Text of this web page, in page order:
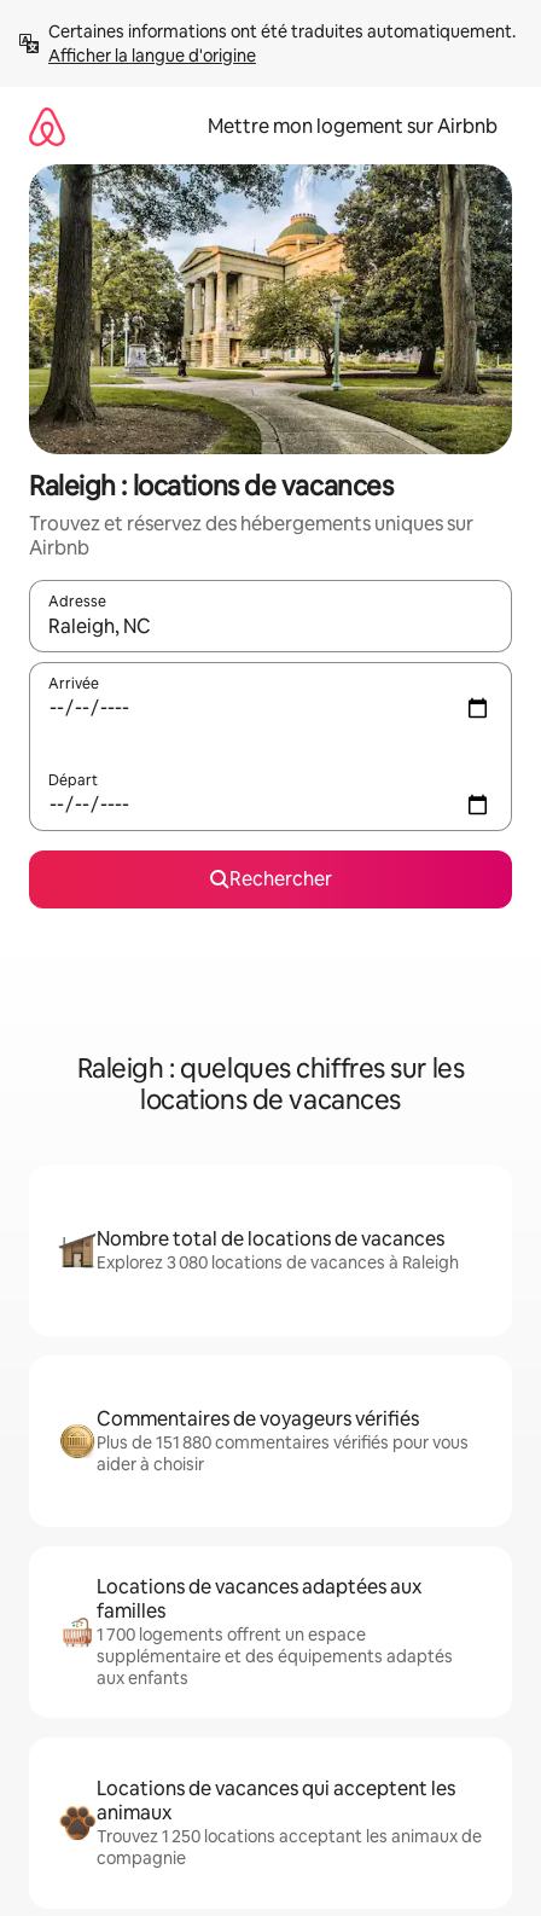
directement
Afficher la langue d'origine
Mettre mon logement sur Airbnb
Raleigh : locations de vacances
Trouvez et réservez des hébergements uniques sur
Airbnb
Adresse
Lorsque les résultats s'affichent, utilisez les flèches vers le
Arrivée
Départ
Rechercher
Raleigh : quelques chiffres sur les
locations de vacances
Nombre total de locations de vacances
Explorez 3 080 locations de vacances à Raleigh
Commentaires de voyageurs vérifiés
Plus de 151 880 commentaires vérifiés pour vous
aider à choisir
Locations de vacances adaptées aux
familles
1 700 logements offrent un espace
supplémentaire et des équipements adaptés
aux enfants
Locations de vacances qui acceptent les
animaux
Trouvez 1 250 locations acceptant les animaux de
compagnie